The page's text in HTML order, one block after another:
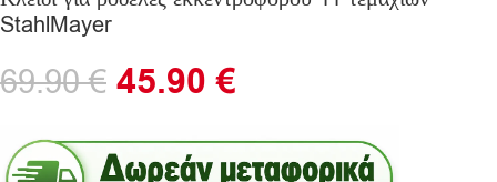
StahlMayer
69.90€ 45.90€